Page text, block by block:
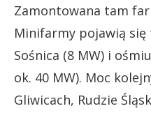
Zamontowana tam
Minifarmy pojawią się
Sośnica (8 MW) i
ok. 40 MW). Moc
Gliwicach, Rudzie